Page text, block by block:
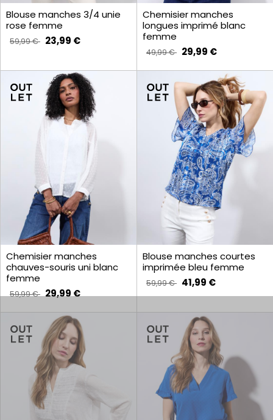
Blouse manches 3/4 unie
rose femme
59,99 € 23,99 €
Chemisier manches
longues imprimé blanc
femme
49,99 € 29,99 €
Chemisier manches
chauves-souris uni blanc
femme
59,99 € 29,99 €
Blouse manches courtes
imprimée bleu femme
59,99 € 41,99 €